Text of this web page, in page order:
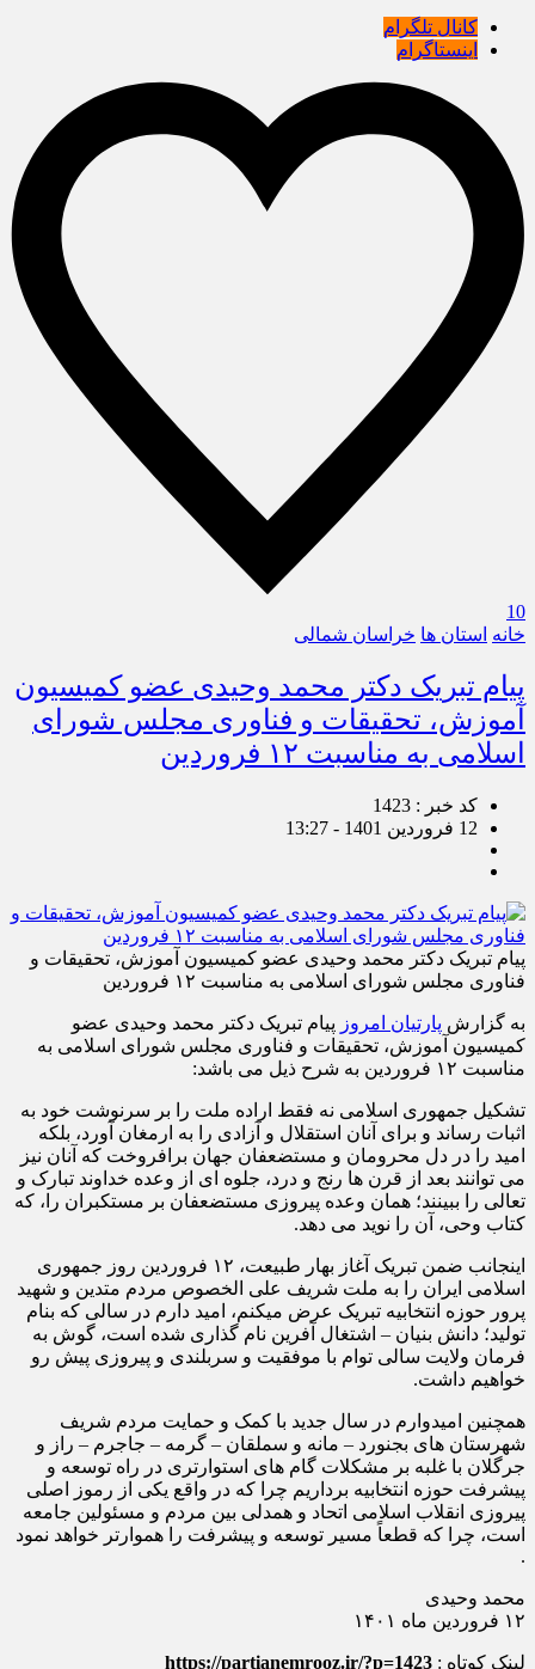
کانال تلگرام
اینستاگرام
10
خانه استان ها خراسان شمالی
پیام تبریک دکتر محمد وحیدی عضو کمیسیون
آموزش، تحقیقات و فناوری مجلس شورای
اسلامی به مناسبت ۱۲ فروردین
کد خبر : 1423
12 فروردین 1401 - 13:27
پیام تبریک دکتر محمد وحیدی عضو کمیسیون آموزش، تحقیقات و
فناوری مجلس شورای اسلامی به مناسبت ۱۲ فروردین
به گزارش پارتیان امروز پیام تبریک دکتر محمد وحیدی عضو
کمیسیون آموزش، تحقیقات و فناوری مجلس شورای اسلامی به
مناسبت ۱۲ فروردین به شرح ذیل می باشد:
تشکیل جمهوری اسلامی نه فقط اراده ملت را بر سرنوشت خود به
اثبات رساند و برای آنان استقلال و آزادی را به ارمغان آورد، بلکه
امید را در دل محرومان و مستضعفان جهان برافروخت که آنان نیز
می توانند بعد از قرن ها رنج و درد، جلوه ای از وعده خداوند تبارک و
تعالی را ببینند؛ همان وعده پیروزی مستضعفان بر مستکبران را، که
کتاب وحی، آن را نوید می دهد.
اینجانب ضمن تبریک آغاز بهار طبیعت، ۱۲ فروردین روز جمهوری
اسلامی ایران را به ملت شریف علی الخصوص مردم متدین و شهید
پرور حوزه انتخابیه تبریک عرض میکنم، امید دارم در سالی که بنام
تولید؛ دانش بنیان – اشتغال آفرین نام گذاری شده است، گوش به
فرمان ولایت سالی توام با موفقیت و سربلندی و پیروزی پیش رو
خواهیم داشت.
همچنین امیدوارم در سال جدید با کمک و حمایت مردم شریف
شهرستان های بجنورد – مانه و سملقان – گرمه – جاجرم – راز و
جرگلان با غلبه بر مشکلات گام های استوارتری در راه توسعه و
پیشرفت حوزه انتخابیه برداریم چرا که در واقع یکی از رموز اصلی
پیروزی انقلاب اسلامی اتحاد و همدلی بین مردم و مسئولین جامعه
است، چرا که قطعاً مسیر توسعه و پیشرفت را هموارتر خواهد نمود
.
محمد وحیدی
۱۲ فروردین ماه ۱۴۰۱
لینک کوتاه : https://partianemrooz.ir/?p=1423